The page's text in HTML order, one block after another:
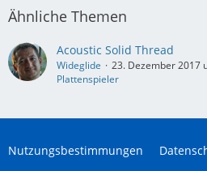
Ähnliche Themen
Acoustic Solid Thread
Wideglide
23. Dezember 2017
Plattenspieler
Nutzungsbestimmungen